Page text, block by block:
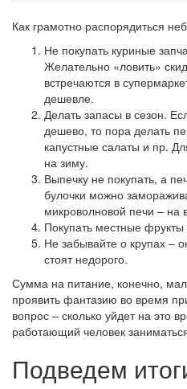
Как грамотно распорядиться
Не покупать куриные
Желательно «ловить»
встречаются в
дешевле.
Делать запасы в сезон.
дешево, то пора делать
капустные салаты и пр.
на зиму.
Выпечку не покупать, а
булочки можно
микроволновой печи – на
Покупать местные
Не забывайте о крупах –
стоят недорого.
Сумма на питание, конечно,
проявить фантазию во время
вопрос – сколько уйдет на это
работающий человек
Подведем